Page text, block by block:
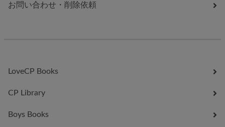
お問い合わせ・削除依頼
LoveCP Books
CP Library
Boys Books